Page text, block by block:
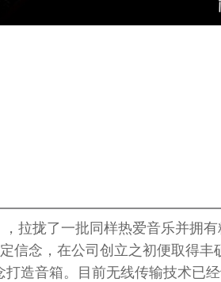
拉拢了一批同样热爱音乐并拥
信念，在公司创立之初便取得丰
造音箱。目前无线传输技术已